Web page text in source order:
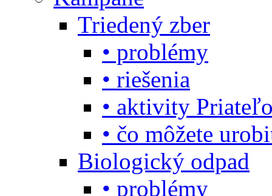
Triedený zber
• problémy
• riešenia
• aktivity
• čo môžete
Biologický odpad
• problémy